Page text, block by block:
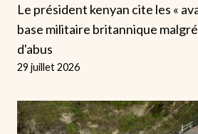
Le président kenyan cite les «
base militaire britannique
d'abus
29 juillet 2026